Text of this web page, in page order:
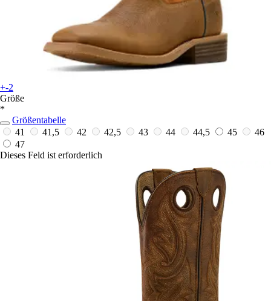
+-2
Größe
*
Größentabelle
41
41,5 42 42,5 43 44 44,5 45
46
47
Dieses Feld ist erforderlich